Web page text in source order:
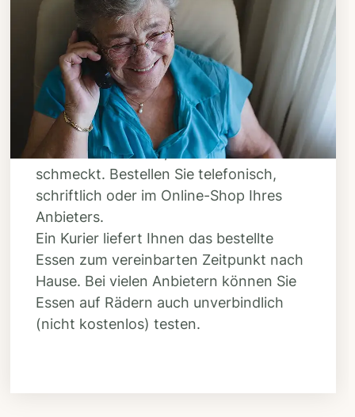
Schritt 3
Bestellen & liefern
lassen
Suchen Sie sich aus dem Speiseplan
Ihres Anbieters aus, was Ihnen
schmeckt. Bestellen Sie telefonisch,
schriftlich oder im Online-Shop Ihres
Anbieters.
Ein Kurier liefert Ihnen das bestellte
Essen zum vereinbarten Zeitpunkt nach
Hause. Bei vielen Anbietern können Sie
Essen auf Rädern auch unverbindlich
(nicht kostenlos) testen.